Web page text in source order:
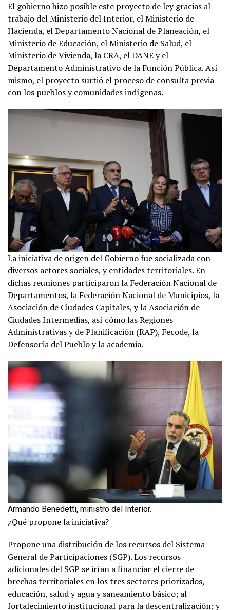
El gobierno hizo posible este proyecto de ley gracias al
trabajo del Ministerio del Interior, el Ministerio de
Hacienda, el Departamento Nacional de Planeación, el
Ministerio de Educación, el Ministerio de Salud, el
Ministerio de Vivienda, la CRA, el DANE y el
Departamento Administrativo de la Función Pública. Así
mismo, el proyecto surtió el proceso de consulta previa
con los pueblos y comunidades indígenas.
La iniciativa de origen del Gobierno fue socializada con
diversos actores sociales, y entidades territoriales. En
dichas reuniones participaron la Federación Nacional de
Departamentos, la Federación Nacional de Municipios, la
Asociación de Ciudades Capitales, y la Asociación de
Ciudades Intermedias, así cómo las Regiones
Administrativas y de Planificación (RAP), Fecode, la
Defensoría del Pueblo y la academia.
Armando Benedetti, ministro del Interior.
¿Qué propone la iniciativa?
Propone una distribución de los recursos del Sistema
General de Participaciones (SGP). Los recursos
adicionales del SGP se irían a financiar el cierre de
brechas territoriales en los tres sectores priorizados,
educación, salud y agua y saneamiento básico; al
fortalecimiento institucional para la descentralización; y